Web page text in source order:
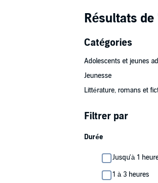
Résultats de
Catégories
Adolescents et jeunes
Jeunesse
Littérature, romans et
Filtrer par
Durée
Jusqu'à 1
1 à 3 heures